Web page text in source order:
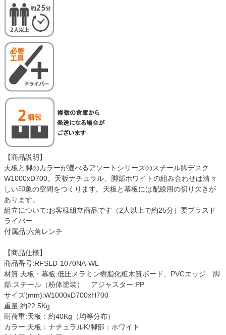
【商品説明】
天板と脚のカラーが選べるアソートシリーズのスチール脚デスク
W1000xD700。天板ナチュラル、脚部ホワイトの組み合わせは清々
しい印象の空間をつくります。天板と幕板には配線用の切り欠きが
あります。
組立について:お客様組立商品です（2人以上で約25分）要プラスド
ライバー
付属品:六角レンチ
【商品仕様】
商品番号:RFSLD-1070NA-WL
材質:天板・幕板:低圧メラミン樹脂化粧木質ボード、PVCエッジ 脚
部:スチール（粉体塗装） アジャスター:PP
サイズ(mm):W1000xD700xH700
重量:約22.5Kg
耐荷重:天板：約40Kg（均等分布）
カラー:天板：ナチュラルK/脚部：ホワイト